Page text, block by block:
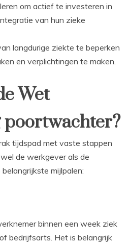
om actief te investeren in
van hun zieke
langdurige ziekte te beperken
en verplichtingen te maken.
Wet
tijdspad met vaste stappen
de werkgever als de
mijlpalen:
binnen een week ziek
bedrijfsarts. Het is belangrijk